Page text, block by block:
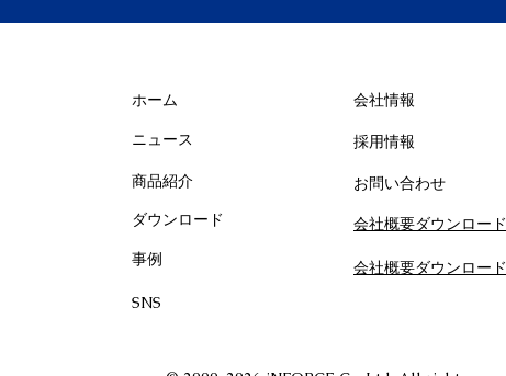
ホーム
ニュース
商品紹介
ダウンロード
​会社情報
採用情報
お問い合わせ
会社概要ダウンロード
事例
SNS
会社概要ダウンロード